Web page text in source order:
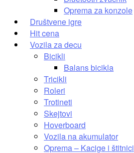
Oprema za konzole
Društvene igre
Hit cena
Vozila za decu
Bicikli
Balans bicikla
Tricikli
Roleri
Trotineti
Skejtovi
Hoverboard
Vozila na akumulator
Oprema – Kacige i štitnici